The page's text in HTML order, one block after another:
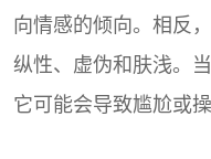
向情感的倾向。相反
纵性、虚伪和肤浅。
它可能会导致尴尬或